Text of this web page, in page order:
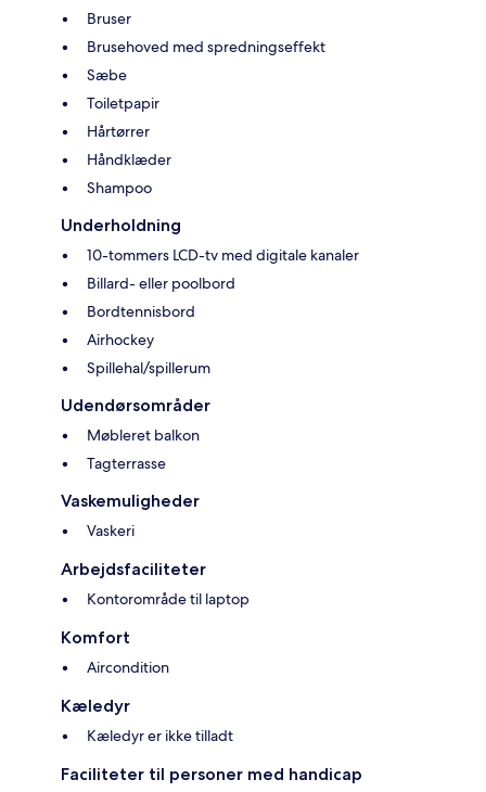
Bruser
Brusehoved med spredningseffekt
Sæbe
Toiletpapir
Hårtørrer
Håndklæder
Shampoo
Underholdning
10-tommers LCD-tv med digitale kanaler
Billard- eller poolbord
Bordtennisbord
Airhockey
Spillehal/spillerum
Udendørsområder
Møbleret balkon
Tagterrasse
Vaskemuligheder
Vaskeri
Arbejdsfaciliteter
Kontorområde til laptop
Komfort
Aircondition
Kæledyr
Kæledyr er ikke tilladt
Faciliteter til personer med handicap